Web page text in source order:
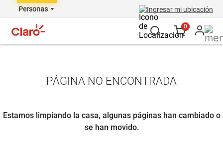
Personas Ingresar mi ubicación
0
PÁGINA NO ENCONTRADA
Estamos limpiando la casa, algunas páginas han cambiado o
se han movido.